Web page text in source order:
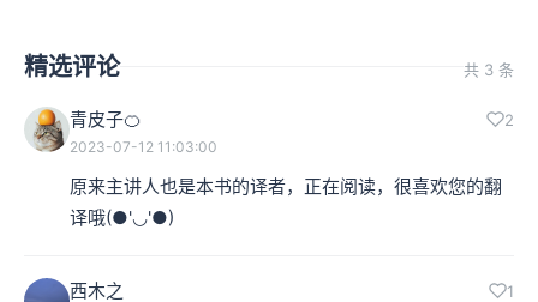
的外交举动。
在这些表态和行动的背后，我们可以看出，现任教宗方济
各是一个非常现代化的宗教领袖，而且对时事有着非常迅
速的反应。他崇尚和平，关注被战争波及的普罗大众。如
代世界的议题发表过观点，比如说，他承认进化论和宇宙
精选评论 共 3 条
青皮子🍊 2
2023-07-12 11:03:00
原来主讲人也是本书的译者，正在阅读，很喜欢您的翻
译哦(●'◡'●)
西木之 1